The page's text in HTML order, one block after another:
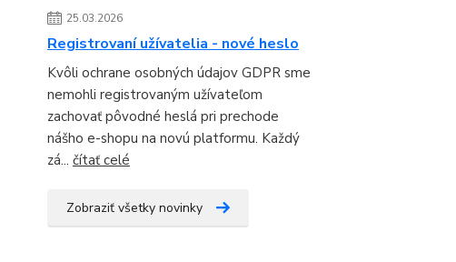
25.03.2026
Registrovaní užívatelia - nové heslo
Kvôli ochrane osobných údajov GDPR sme
nemohli registrovaným užívateľom
zachovať pôvodné heslá pri prechode
nášho e-shopu na novú platformu. Každý
zá... čítať celé
Zobraziť všetky novinky